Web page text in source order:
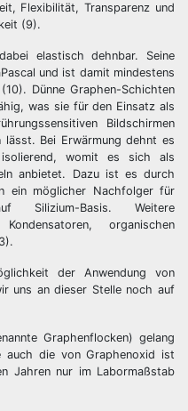
Flexibilität, Transparenz und
(9).
elastisch dehnbar. Seine
und ist damit mindestens
Dünne Graphen-Schichten
was sie für den Einsatz als
Bildschirmen
lässt. Bei Erwärmung dehnt es
womit es sich als
anbietet. Dazu ist es durch
ein möglicher Nachfolger für
Silizium-Basis. Weitere
organischen
der Anwendung von
uns an dieser Stelle noch auf
Graphenflocken) gelang
die von Graphenoxid ist
Jahren nur im Labormaßstab